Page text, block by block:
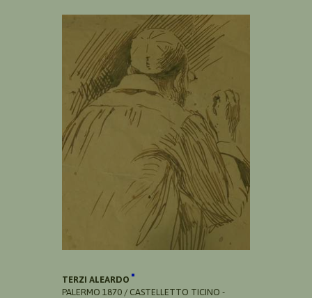
TERZI ALEARDO
PALERMO 1870 / CASTELLETTO TICINO -